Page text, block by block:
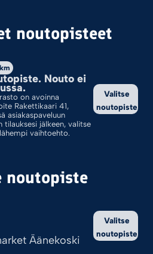
THUNDERSTORM
Lisää ostoskoriin
noutopisteet
km
Nouto ei
on avoinna
Rakettikaari 41,
asiakaspaveluun
tilauksesi jälkeen, valitse
vaihtoehto.
Valitse
noutopiste
noutopiste
Äänekoski
Valitse
noutopiste